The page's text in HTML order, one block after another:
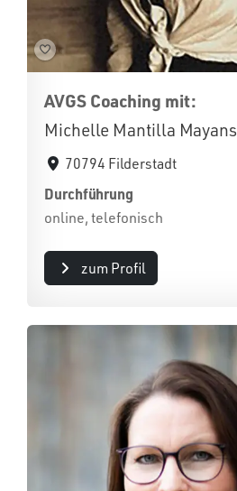
AVGS Coaching mit:
Michelle Mantilla Mayans
70794 Filderstadt
Durchführung
online, telefonisch
zum Profil